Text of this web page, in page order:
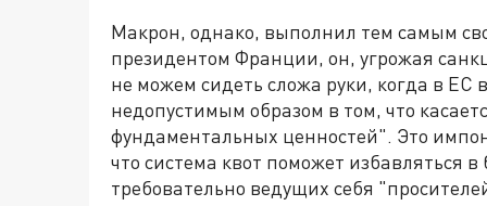
Макрон, однако, выполнил тем самым
президентом Франции, он, угрожая
не можем сидеть сложа руки, когда в ЕС
недопустимым образом в том, что
фундаментальных ценностей". Это
что система квот поможет избавляться
требовательно ведущих себя